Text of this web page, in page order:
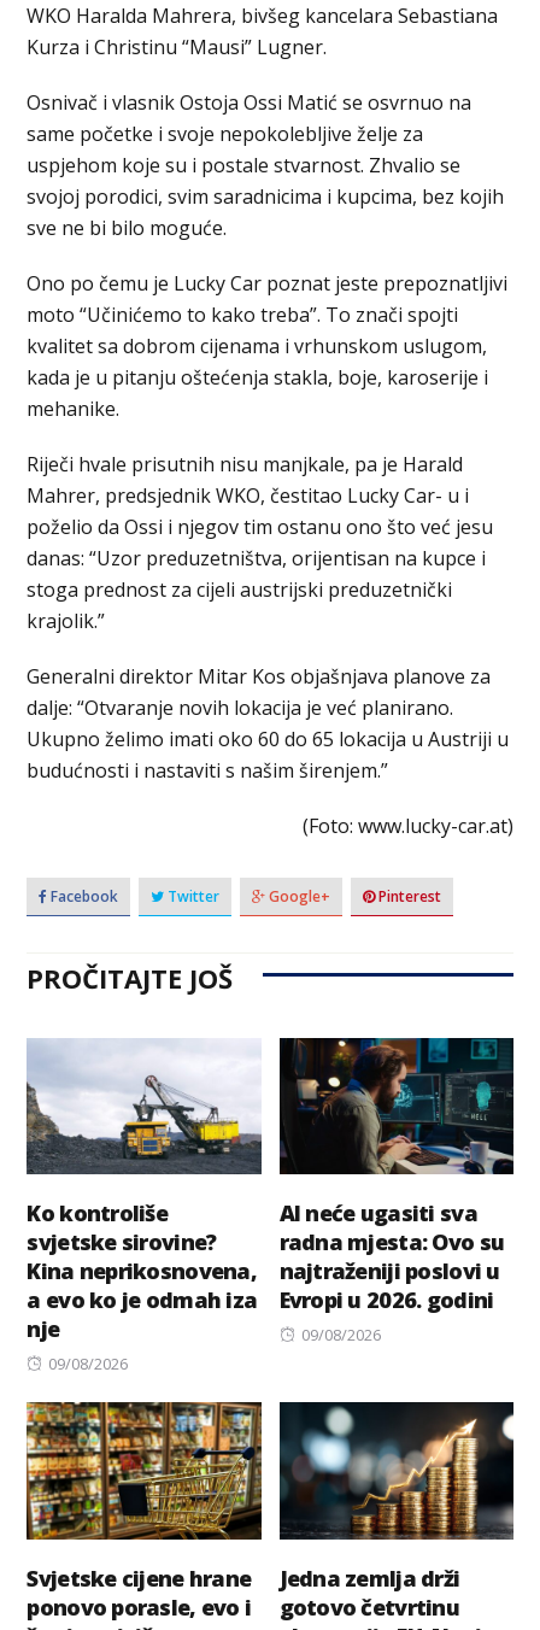
WKO Haralda Mahrera, bivšeg kancelara Sebastiana
Kurza i Christinu “Mausi” Lugner.
Osnivač i vlasnik Ostoja Ossi Matić se osvrnuo na
same početke i svoje nepokolebljive želje za
uspjehom koje su i postale stvarnost. Zhvalio se
svojoj porodici, svim saradnicima i kupcima, bez kojih
sve ne bi bilo moguće.
Ono po čemu je Lucky Car poznat jeste prepoznatljivi
moto “Učinićemo to kako treba”. To znači spojti
kvalitet sa dobrom cijenama i vrhunskom uslugom,
kada je u pitanju oštećenja stakla, boje, karoserije i
mehanike.
Riječi hvale prisutnih nisu manjkale, pa je Harald
Mahrer, predsjednik WKO, čestitao Lucky Car- u i
poželio da Ossi i njegov tim ostanu ono što već jesu
danas: “Uzor preduzetništva, orijentisan na kupce i
stoga prednost za cijeli austrijski preduzetnički
krajolik.”
Generalni direktor Mitar Kos objašnjava planove za
dalje: “Otvaranje novih lokacija je već planirano.
Ukupno želimo imati oko 60 do 65 lokacija u Austriji u
budućnosti i nastaviti s našim širenjem.”
(Foto: www.lucky-car.at)
Facebook Twitter Google+ Pinterest
PROČITAJTE JOŠ
Ko kontroliše
svjetske sirovine?
Kina neprikosnovena,
a evo ko je odmah iza
nje
Posted
09/08/2026
AI neće ugasiti sva
radna mjesta: Ovo su
najtraženiji poslovi u
Evropi u 2026. godini
Posted
09/08/2026
Svjetske cijene hrane
ponovo porasle, evo i
Jedna zemlja drži
gotovo četvrtinu